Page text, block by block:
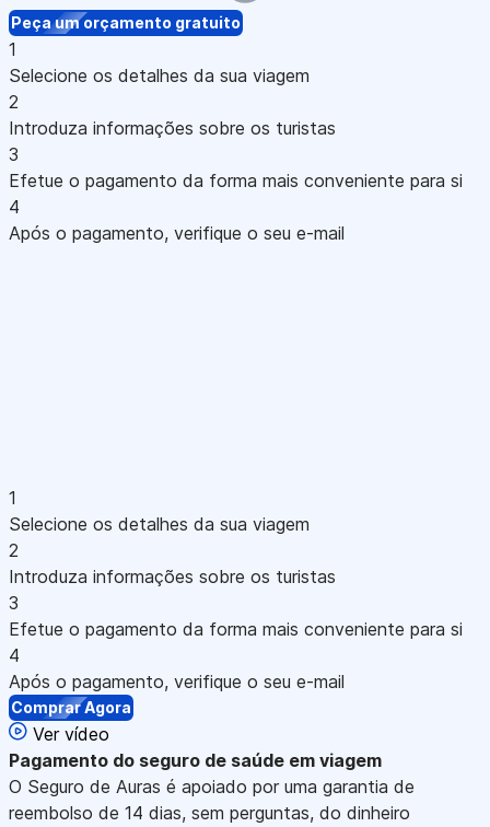
Peça um orçamento gratuito
1
Selecione os detalhes da sua viagem
2
Introduza informações sobre os turistas
3
Efetue o pagamento da forma mais conveniente para si
4
Após o pagamento, verifique o seu e-mail
1
Selecione os detalhes da sua viagem
2
Introduza informações sobre os turistas
3
Efetue o pagamento da forma mais conveniente para si
4
Após o pagamento, verifique o seu e-mail
Comprar Agora
Ver vídeo
Pagamento do seguro de saúde em viagem
O Seguro de Auras é apoiado por uma garantia de
reembolso de 14 dias, sem perguntas, do dinheiro